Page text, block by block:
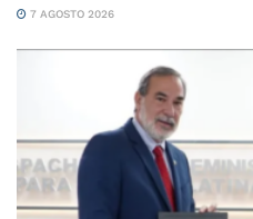
7 AGOSTO 2026